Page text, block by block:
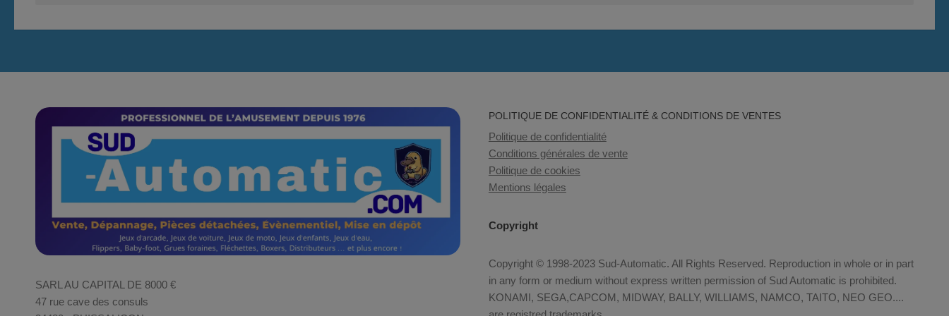
SARL AU CAPITAL DE 8000 €
47 rue cave des consuls
POLITIQUE DE CONFIDENTIALITÉ & CONDITIONS DE VENTES
Politique de confidentialité
Conditions générales de vente
Politique de cookies
Mentions légales
Copyright
Copyright © 1998-2023 Sud-Automatic. All Rights Reserved. Reproduction in whole or in part
in any form or medium without express written permission of Sud Automatic is prohibited.
KONAMI, SEGA,CAPCOM, MIDWAY, BALLY, WILLIAMS, NAMCO, TAITO, NEO GEO....